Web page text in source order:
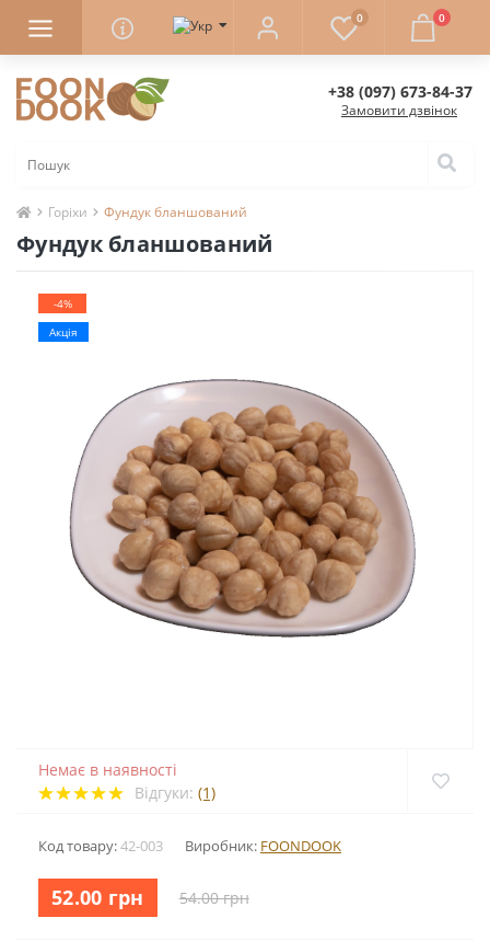
0 0
+38 (097) 673-84-37
Замовити дзвінок
Горіхи Фундук бланшований
Фундук бланшований
-4%
Акція
Немає в наявності
Відгуки: (1)
Код товару:42-003 Виробник: FOONDOOK
52.00 грн 54.00 грн